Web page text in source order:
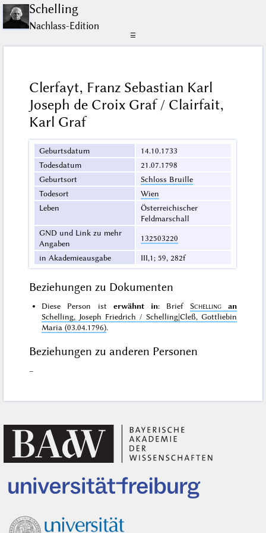
Schelling
Nachlass-Edition
☰
Clerfayt, Franz Sebastian Karl
Joseph de Croix Graf / Clairfait,
Karl Graf
Geburtsdatum
14.10.1733
Todesdatum
21.07.1798
Geburtsort
Schloss Bruille
Todesort
Wien
Leben
Österreichischer
Feldmarschall
GND und Link zu mehr
Angaben
132503220
in Akademieausgabe III,1; 59, 282f
Beziehungen zu Dokumenten
Diese Person ist erwähnt in: Brief Schelling
an
Schelling, Joseph Friedrich / Schelling|Cleß, Gottliebin
Maria (03.04.1796).
Beziehungen zu anderen Personen
–